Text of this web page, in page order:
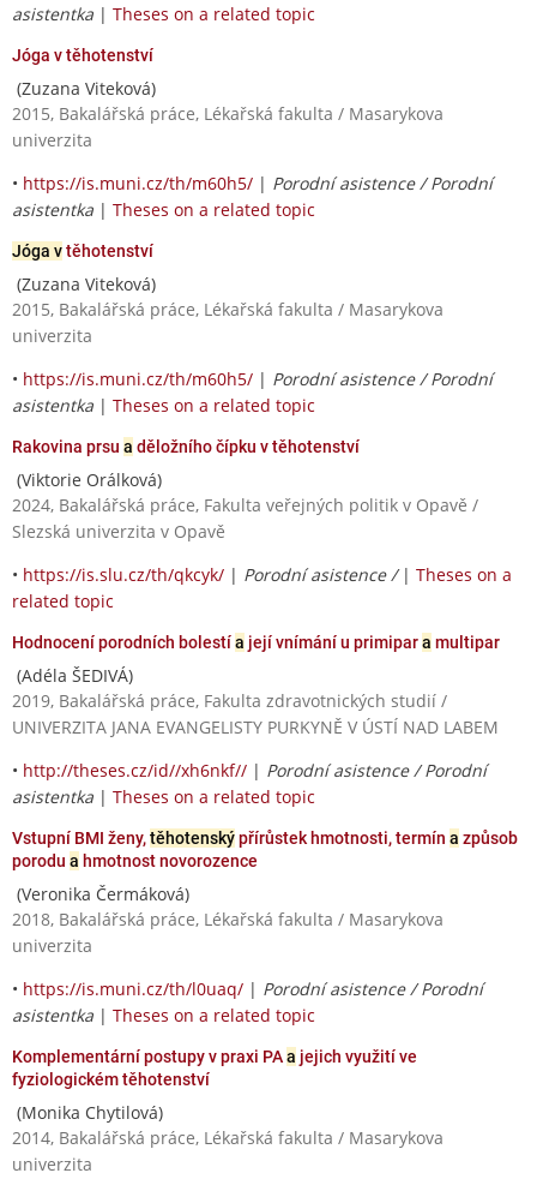
asistentka | Theses on a related topic
Jóga v těhotenství
(Zuzana Viteková)
2015, Bakalářská práce, Lékařská fakulta / Masarykova
univerzita
• https://is.muni.cz/th/m60h5/ | Porodní asistence / Porodní
asistentka | Theses on a related topic
Jóga vtěhotenství
(Zuzana Viteková)
2015, Bakalářská práce, Lékařská fakulta / Masarykova
univerzita
• https://is.muni.cz/th/m60h5/ | Porodní asistence / Porodní
asistentka | Theses on a related topic
Rakovina prsu a děložního čípku v těhotenství
(Viktorie Orálková)
2024, Bakalářská práce, Fakulta veřejných politik v Opavě /
Slezská univerzita v Opavě
• https://is.slu.cz/th/qkcyk/ | Porodní asistence / | Theses on a
related topic
Hodnocení porodních bolestía její vnímání u primipara multipar
(Adéla ŠEDIVÁ)
2019, Bakalářská práce, Fakulta zdravotnických studií /
UNIVERZITA JANA EVANGELISTY PURKYNĚ V ÚSTÍ NAD LABEM
• http://theses.cz/id//xh6nkf// | Porodní asistence / Porodní
asistentka | Theses on a related topic
Vstupní BMI ženy,těhotenskýpřírůstek hmotnosti, termín a způsob
porodu a hmotnost novorozence
(Veronika Čermáková)
2018, Bakalářská práce, Lékařská fakulta / Masarykova
univerzita
• https://is.muni.cz/th/l0uaq/ | Porodní asistence / Porodní
asistentka | Theses on a related topic
Komplementární postupy v praxi PAa jejich využití ve
fyziologickém těhotenství
(Monika Chytilová)
2014, Bakalářská práce, Lékařská fakulta / Masarykova
univerzita